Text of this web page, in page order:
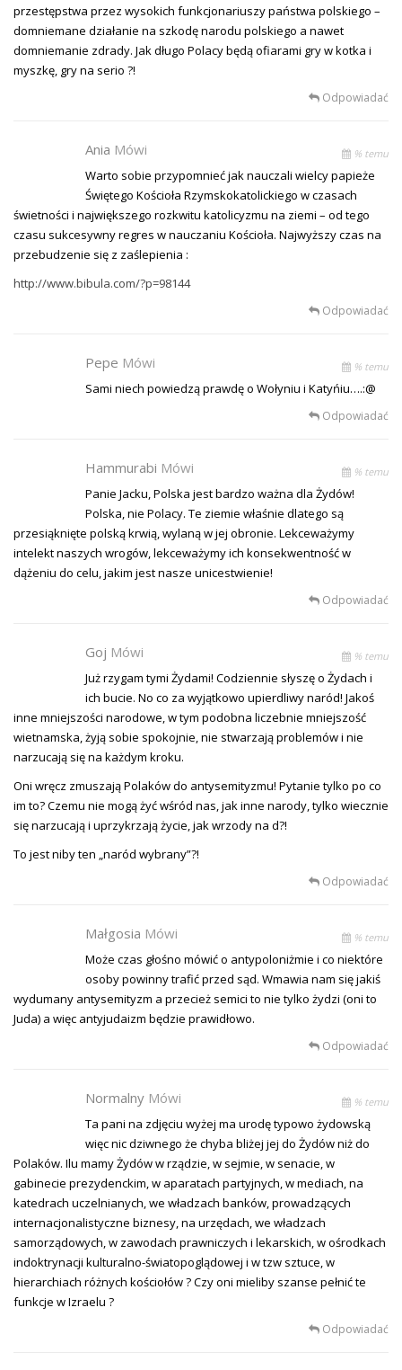
przestępstwa przez wysokich funkcjonariuszy państwa polskiego –
domniemane działanie na szkodę narodu polskiego a nawet
domniemanie zdrady. Jak długo Polacy będą ofiarami gry w kotka i
myszkę, gry na serio ?!
Odpowiadać
Ania Mówi % temu
Warto sobie przypomnieć jak nauczali wielcy papieże
Świętego Kościoła Rzymskokatolickiego w czasach
świetności i największego rozkwitu katolicyzmu na ziemi – od tego
czasu sukcesywny regres w nauczaniu Kościoła. Najwyższy czas na
przebudzenie się z zaślepienia :
http://www.bibula.com/?p=98144
Odpowiadać
Pepe Mówi % temu
Sami niech powiedzą prawdę o Wołyniu i Katyńiu….:@
Odpowiadać
Hammurabi Mówi % temu
Panie Jacku, Polska jest bardzo ważna dla Żydów!
Polska, nie Polacy. Te ziemie właśnie dlatego są
przesiąknięte polską krwią, wylaną w jej obronie. Lekceważymy
intelekt naszych wrogów, lekceważymy ich konsekwentność w
dążeniu do celu, jakim jest nasze unicestwienie!
Odpowiadać
Goj Mówi % temu
Już rzygam tymi Żydami! Codziennie słyszę o Żydach i
ich bucie. No co za wyjątkowo upierdliwy naród! Jakoś
inne mniejszości narodowe, w tym podobna liczebnie mniejszość
wietnamska, żyją sobie spokojnie, nie stwarzają problemów i nie
narzucają się na każdym kroku.
Oni wręcz zmuszają Polaków do antysemityzmu! Pytanie tylko po co
im to? Czemu nie mogą żyć wśród nas, jak inne narody, tylko wiecznie
się narzucają i uprzykrzają życie, jak wrzody na d?!
To jest niby ten „naród wybrany”?!
Odpowiadać
Małgosia Mówi % temu
Może czas głośno mówić o antypoloniżmie i co niektóre
osoby powinny trafić przed sąd. Wmawia nam się jakiś
wydumany antysemityzm a przecież semici to nie tylko żydzi (oni to
Juda) a więc antyjudaizm będzie prawidłowo.
Odpowiadać
Normalny Mówi % temu
Ta pani na zdjęciu wyżej ma urodę typowo żydowską
więc nic dziwnego że chyba bliżej jej do Żydów niż do
Polaków. Ilu mamy Żydów w rządzie, w sejmie, w senacie, w
gabinecie prezydenckim, w aparatach partyjnych, w mediach, na
katedrach uczelnianych, we władzach banków, prowadzących
internacjonalistyczne biznesy, na urzędach, we władzach
samorządowych, w zawodach prawniczych i lekarskich, w ośrodkach
indoktrynacji kulturalno-światopoglądowej i w tzw sztuce, w
hierarchiach różnych kościołów ? Czy oni mieliby szanse pełnić te
funkcje w Izraelu ?
Odpowiadać